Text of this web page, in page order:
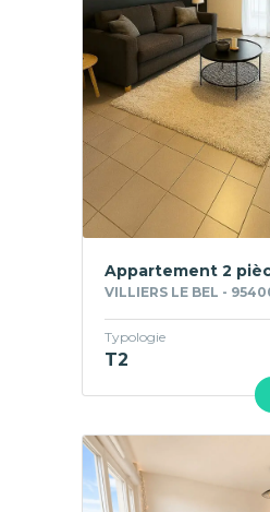
Appartement 2
VILLIERS LE BEL -
Typologie
T2